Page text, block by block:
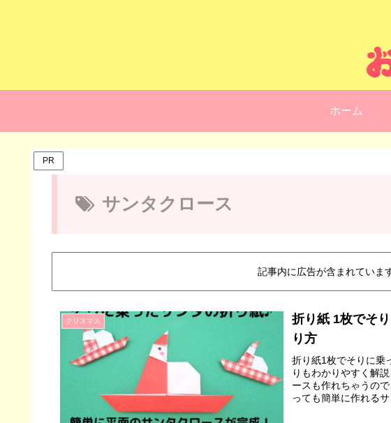
ホーム
PR
サンタクロース
記事内に広告が含まれていま
クリスマス
折り紙 1枚でそ
り方
折り紙1枚でそりに乗
りもわかりやすく解
ースも作れちゃうの
っても簡単に作れる